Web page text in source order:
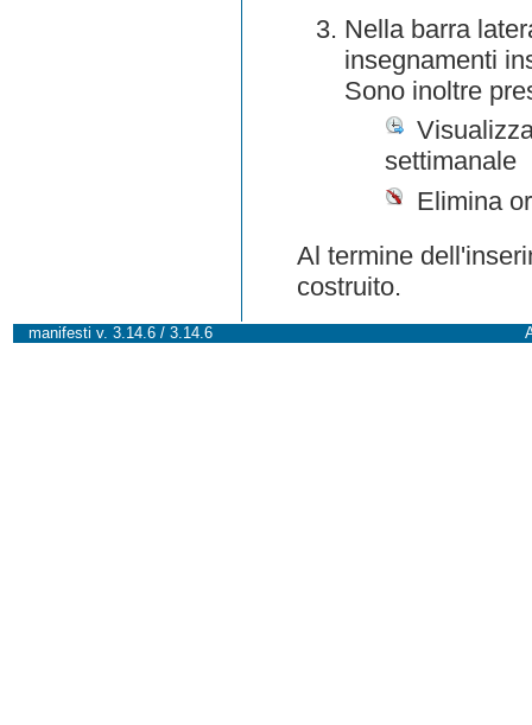
Nella barra
insegnamenti
Sono inoltre
settimanale
Elimina
Al termine
costruito.
manifesti v. 3.14.6 / 3.14.6